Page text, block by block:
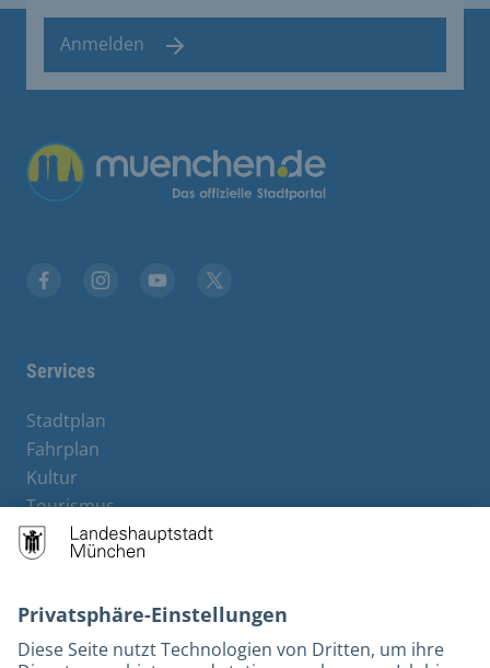
Anmelden
Übergreifende Links
Services
Stadtplan
Fahrplan
Kultur
Tourismus
M-Strom
Bürgerservice